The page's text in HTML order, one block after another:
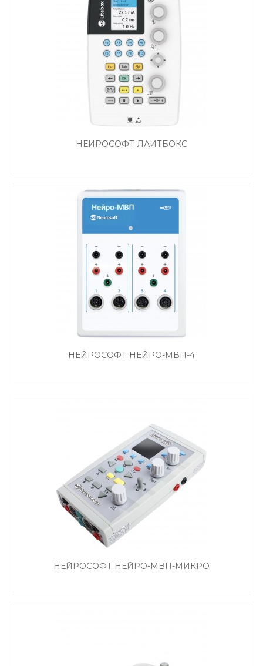
НЕЙРОСОФТ ЛАЙТБОКС
НЕЙРОСОФТ НЕЙРО-МВП-4
НЕЙРОСОФТ НЕЙРО-МВП-МИКРО